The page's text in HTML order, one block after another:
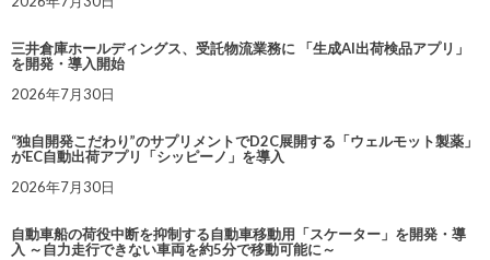
三井倉庫ホールディングス、受託物流業務に 「生成AI出荷検品アプリ」
を開発・導入開始
2026年7月30日
“独自開発こだわり”のサプリメントでD2C展開する「ウェルモット製薬」
がEC自動出荷アプリ「シッピーノ」を導入
2026年7月30日
自動車船の荷役中断を抑制する自動車移動用「スケーター」を開発・導
入 ～自力走行できない車両を約5分で移動可能に～